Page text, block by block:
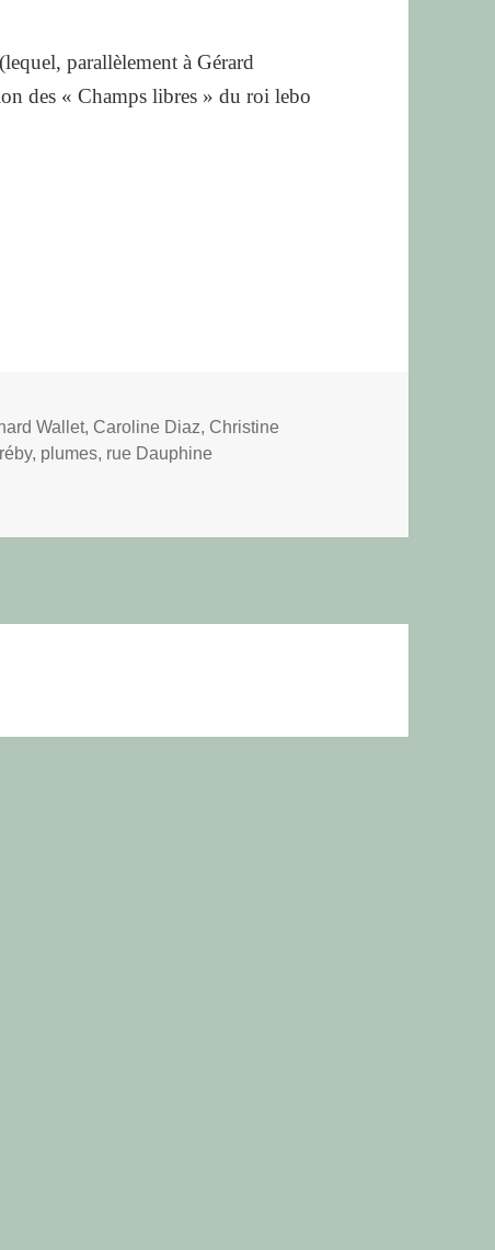
parallèlement à Gérard
des « Champs libres » du roi lebo
Wallet, Caroline Diaz, Christine
, plumes, rue Dauphine